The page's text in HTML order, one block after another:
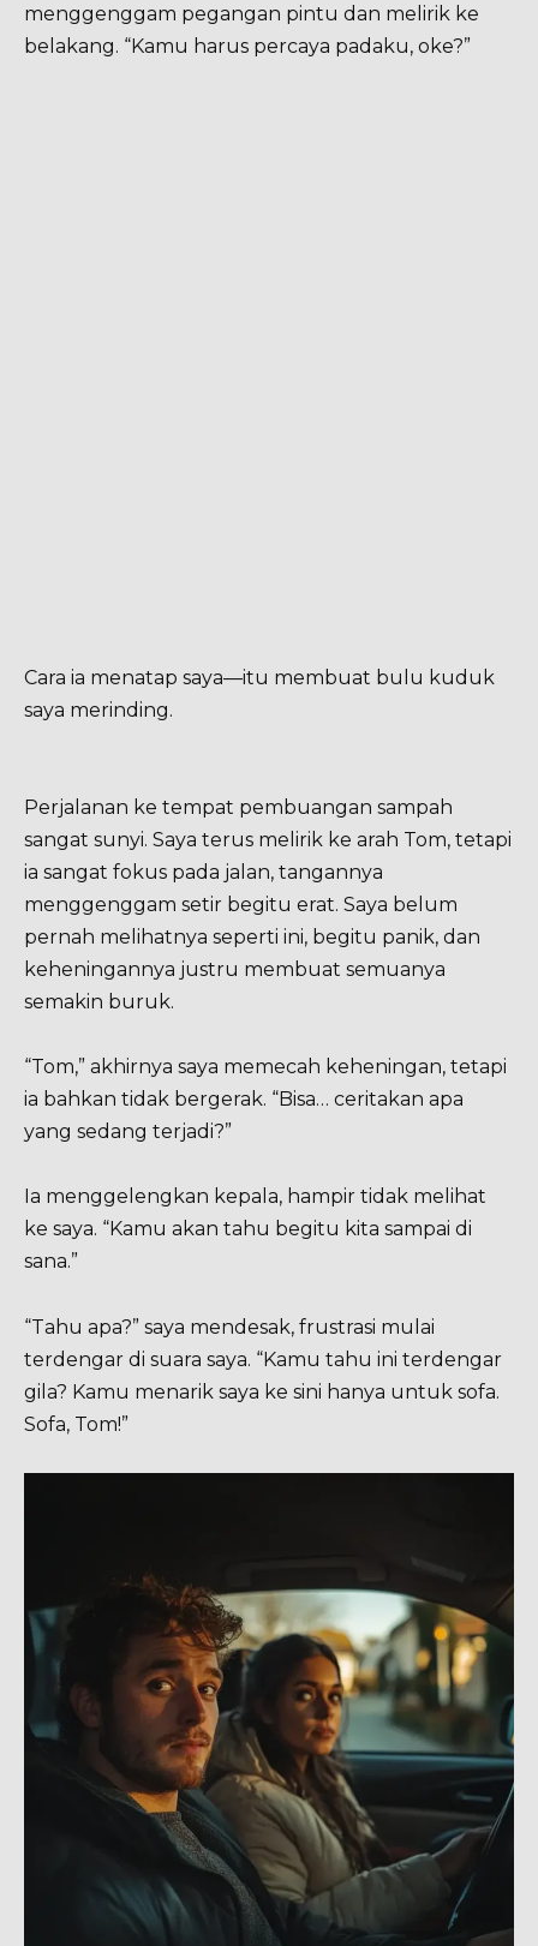
menggenggam pegangan pintu dan melirik ke
belakang. “Kamu harus percaya padaku, oke?”
Cara ia menatap saya—itu membuat bulu kuduk
saya merinding.
Perjalanan ke tempat pembuangan sampah
sangat sunyi. Saya terus melirik ke arah Tom, tetapi
ia sangat fokus pada jalan, tangannya
menggenggam setir begitu erat. Saya belum
pernah melihatnya seperti ini, begitu panik, dan
keheningannya justru membuat semuanya
semakin buruk.
“Tom,” akhirnya saya memecah keheningan, tetapi
ia bahkan tidak bergerak. “Bisa… ceritakan apa
yang sedang terjadi?”
Ia menggelengkan kepala, hampir tidak melihat
ke saya. “Kamu akan tahu begitu kita sampai di
sana.”
“Tahu apa?” saya mendesak, frustrasi mulai
terdengar di suara saya. “Kamu tahu ini terdengar
gila? Kamu menarik saya ke sini hanya untuk sofa.
Sofa, Tom!”